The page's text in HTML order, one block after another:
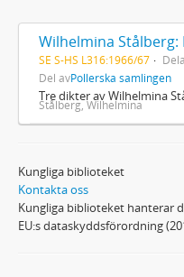
Wilhelmina Stålberg:
SE S-HS L316:1966/67
Del avPollerska samlingen
Tre dikter av Wilhelmina
Stålberg, Wilhelmina
Kungliga biblioteket
Kontakta oss
Kungliga biblioteket hanterar
EU:s dataskyddsförordning